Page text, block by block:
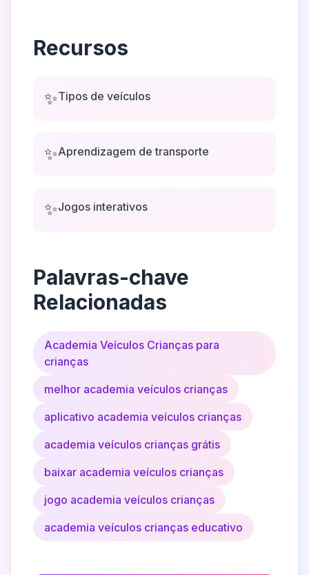
Recursos
✨Tipos de veículos
✨Aprendizagem de transporte
✨Jogos interativos
Palavras-chave
Relacionadas
Academia Veículos Crianças para
crianças
melhor academia veículos crianças
aplicativo academia veículos crianças
academia veículos crianças grátis
baixar academia veículos crianças
jogo academia veículos crianças
academia veículos crianças educativo